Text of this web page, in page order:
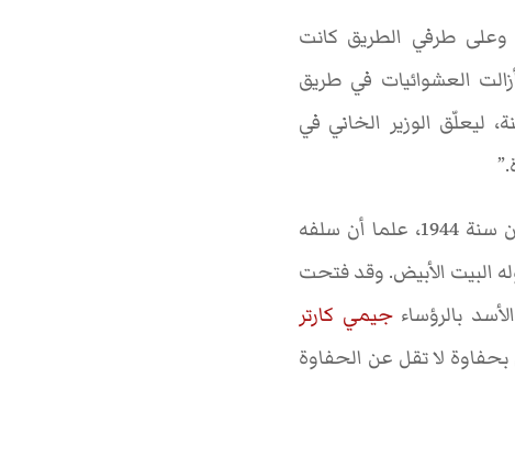
وعلى طرفي الطريق كانت
العشوائيات في طريق
ليعلّق الوزير الخاني في
أن سلفه
ثلاثين سنة من دخوله البيت الأبيض. وقد فتحت
بالرؤساءجيمي كارتر
تشرين الأول 1994 واستقبل بحفاوة لا تقل عن الحفاوة